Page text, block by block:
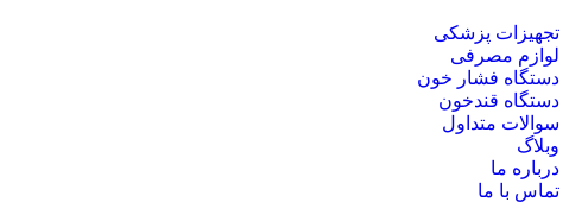
تجهیزات پزشکی
لوازم مصرفی
دستگاه فشار خون
دستگاه قندخون
سوالات متداول
وبلاگ
درباره ما
تماس با ما